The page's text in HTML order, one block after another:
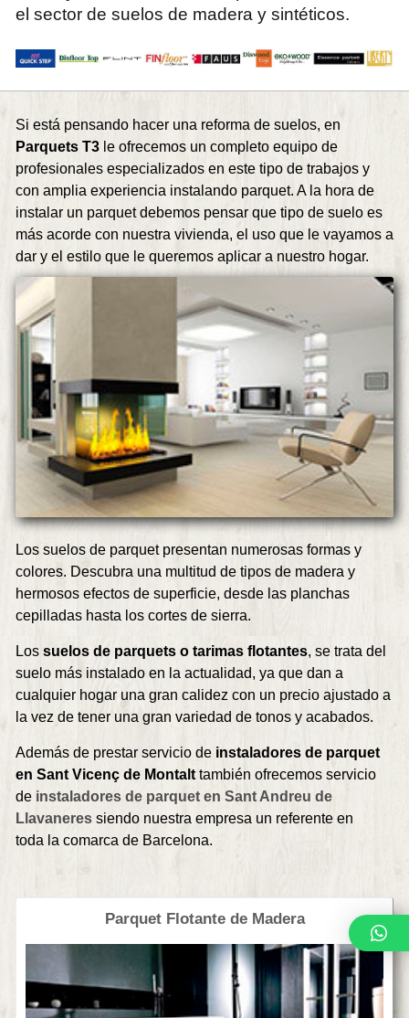
el sector de suelos de madera y sintéticos.
Si está pensando hacer una reforma de suelos, en
Parquets T3 le ofrecemos un completo equipo de
profesionales especializados en este tipo de trabajos y
con amplia experiencia instalando parquet. A la hora de
instalar un parquet debemos pensar que tipo de suelo es
más acorde con nuestra vivienda, el uso que le vayamos a
dar y el estilo que le queremos aplicar a nuestro hogar.
Los suelos de parquet presentan numerosas formas y
colores. Descubra una multitud de tipos de madera y
hermosos efectos de superficie, desde las planchas
cepilladas hasta los cortes de sierra.
Los suelos de parquets o tarimas flotantes, se trata del
suelo más instalado en la actualidad, ya que dan a
cualquier hogar una gran calidez con un precio ajustado a
la vez de tener una gran variedad de tonos y acabados.
Además de prestar servicio de instaladores de parquet
en Sant Vicenç de Montalttambién ofrecemos servicio
de instaladores de parquet en Sant Andreu de
Llavaneres siendo nuestra empresa un referente en
toda la comarca de Barcelona.
Parquet Flotante de Madera